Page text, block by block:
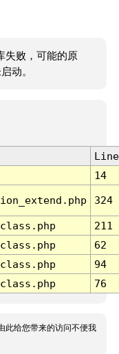
失败，可能的原
动。
Line
14
324
211
62
94
76
此给您带来的访问不便我